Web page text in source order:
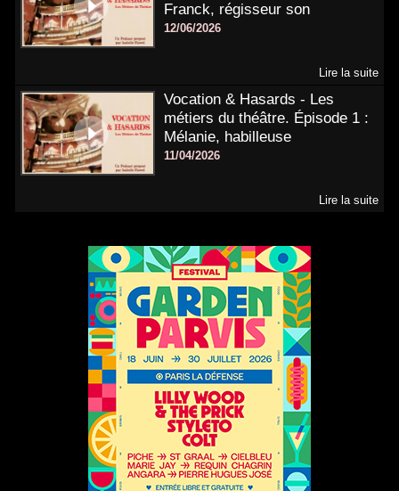
Franck, régisseur son
12/06/2026
Lire la suite
Vocation & Hasards - Les
métiers du théâtre. Épisode 1 :
Mélanie, habilleuse
11/04/2026
Lire la suite